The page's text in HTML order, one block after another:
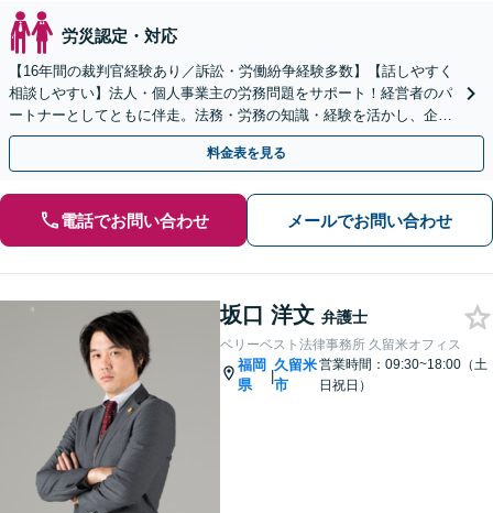
労災認定・対応
【16年間の裁判官経験あり／訴訟・労働紛争経験多数】【話しやすく
相談しやすい】法人・個人事業主の労務問題をサポート！経営者のパ
ートナーとしてともに伴走。法務・労務の知識・経験を活かし、企業
側に立って御社の労働問題の解決に尽力します。
料金表を見る
電話でお問い合わせ メールでお問い合わせ
坂口 洋文 弁護士
ベリーベスト法律事務所 久留米オフィス
福岡
県
|
久留米
市
営業時間：09:30~18:00（土
日祝日）